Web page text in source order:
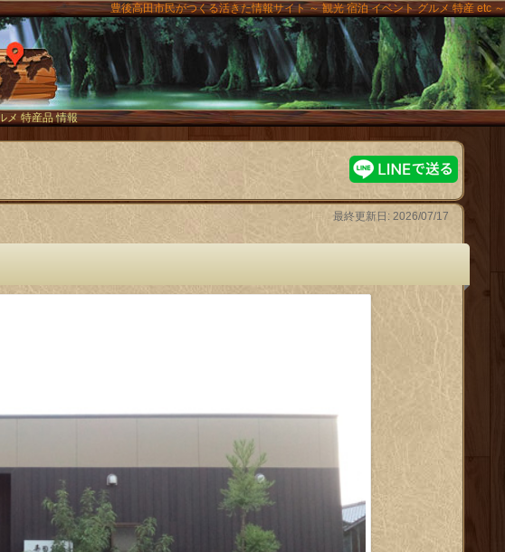
豊後高田市民がつくる活きた情報サイト ～ 観光 宿泊 イベント グルメ 特産 etc ～
豊後高田
メ 特産品 情報
最終更新日: 2026/07/17